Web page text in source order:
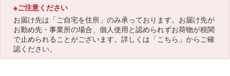
※ご注意ください
お届け先は「ご自宅を住所」のみ承っております。お届け先が
お勤め先・事業所の場合、個人使用と認められずお荷物が税関
で止められることがございます。詳しくは「こちら 」からご確
認ください。